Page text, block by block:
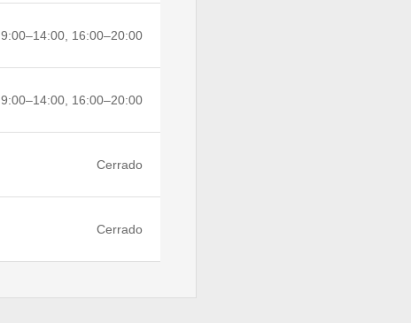
9:00–14:00, 16:00–20:00
9:00–14:00, 16:00–20:00
Cerrado
Cerrado